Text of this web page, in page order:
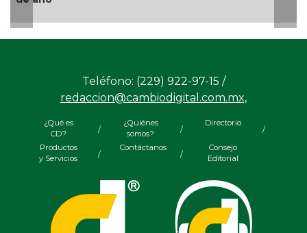
Teléfono: (229) 922-97-15 /
redaccion@cambiodigital.com.mx,
¿Qué es
CD?
/
¿Quiénes
somos?
/
Directorio
/
Productos
y Servicios
/
Contáctanos
/
Consejo
Editorial